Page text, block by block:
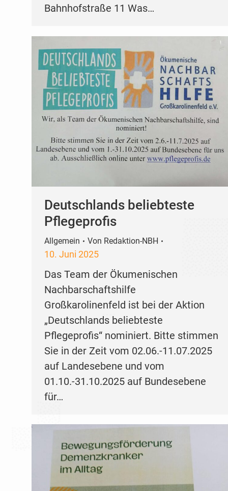
Bahnhofstraße 11 Was…
Deutschlands beliebteste
Pflegeprofis
Allgemein Von Redaktion-NBH
10. Juni 2025
Das Team der Ökumenischen
Nachbarschaftshilfe
Großkarolinenfeld ist bei der Aktion
„Deutschlands beliebteste
Pflegeprofis“ nominiert. Bitte stimmen
Sie in der Zeit vom 02.06.-11.07.2025
auf Landesebene und vom
01.10.-31.10.2025 auf Bundesebene
für…